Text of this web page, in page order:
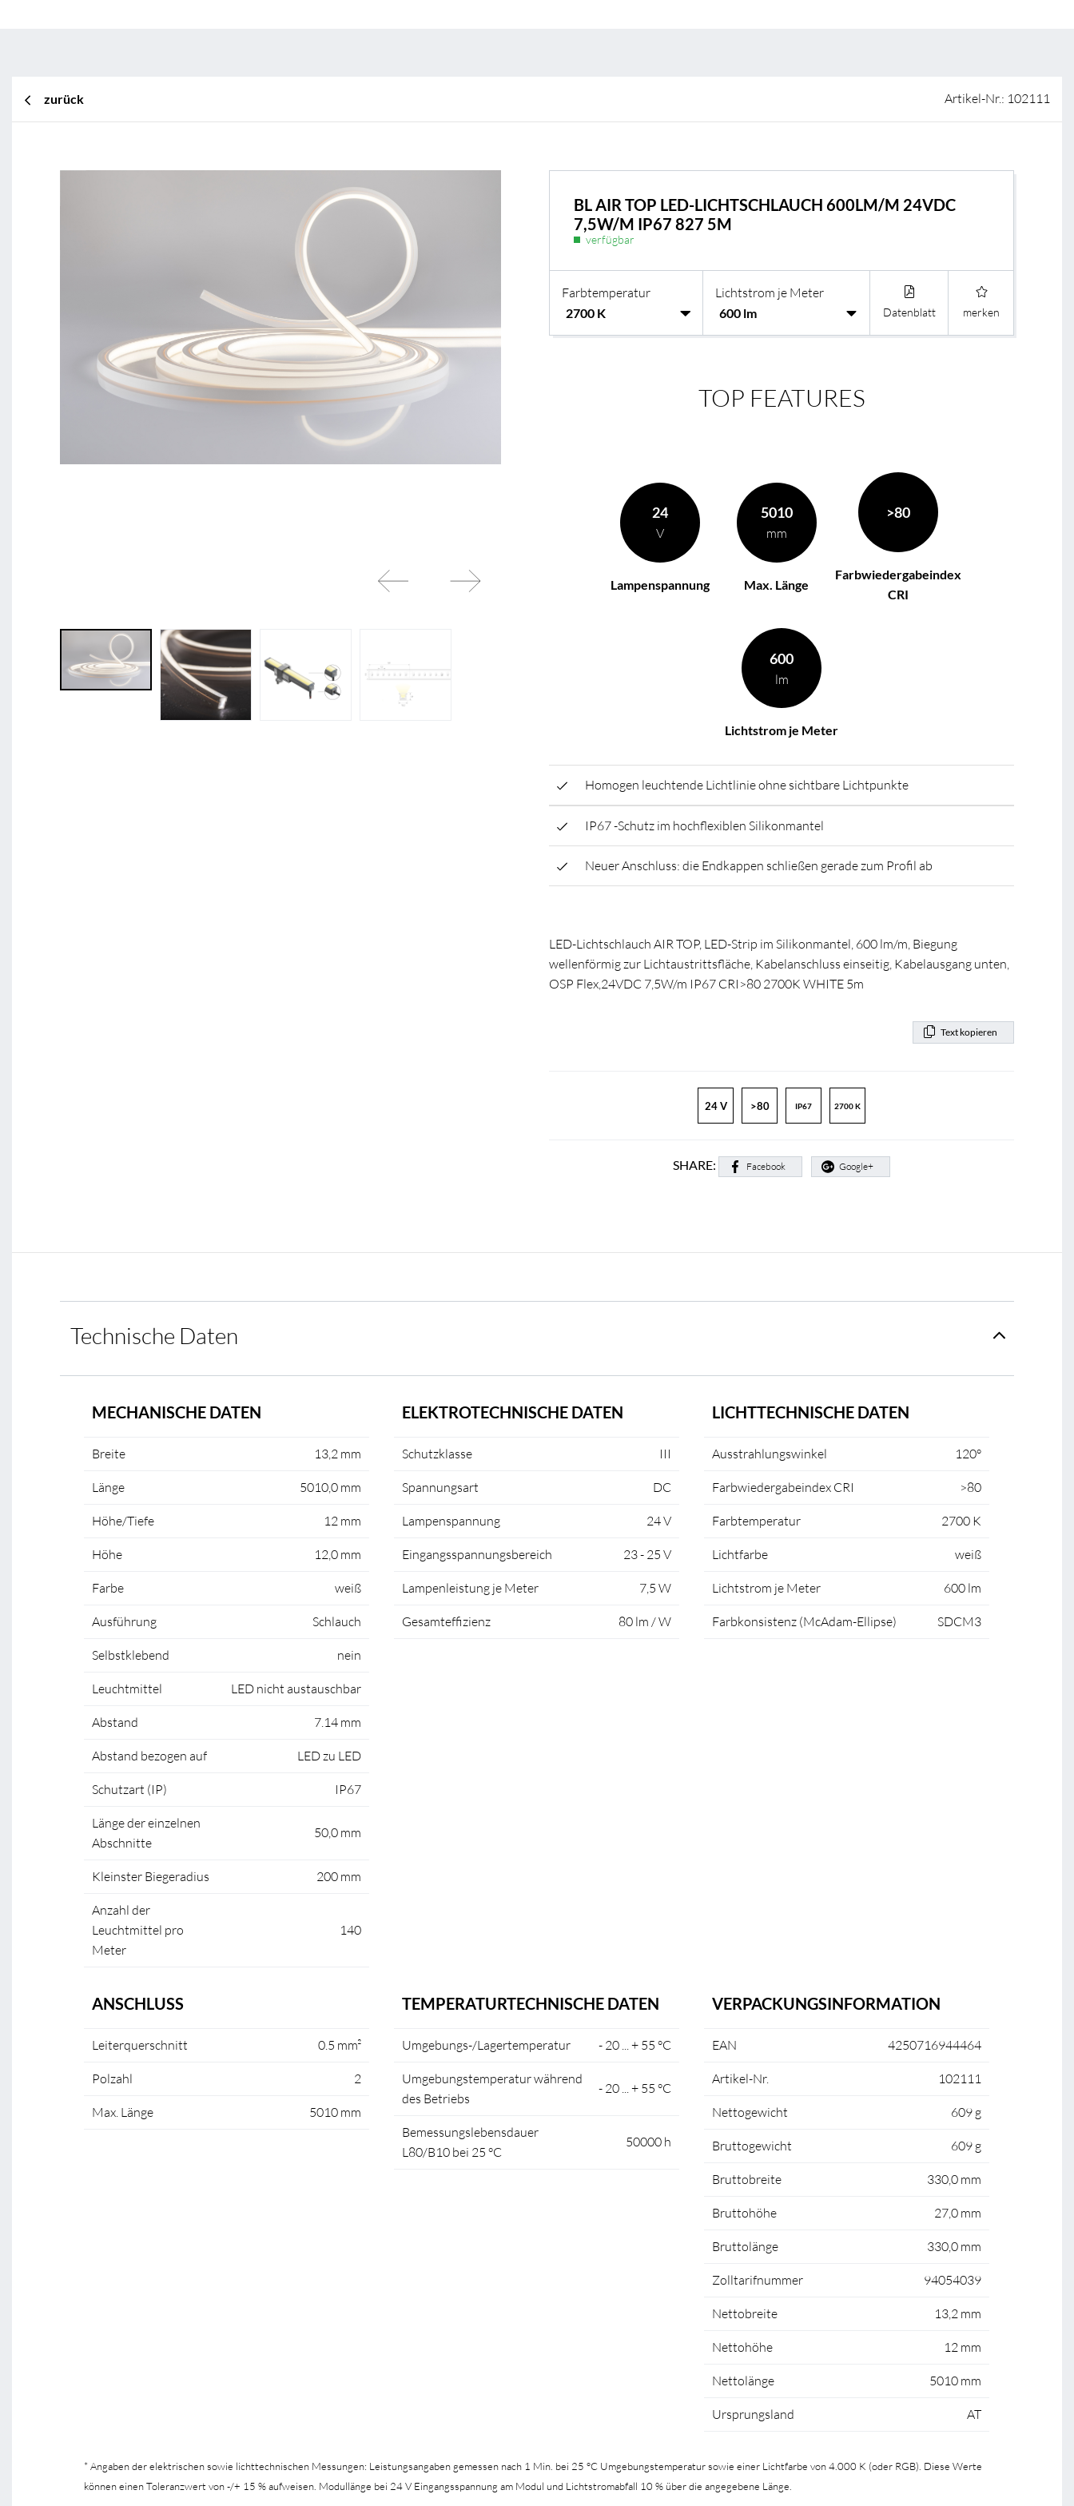
BL Shine XConfig
BL Shine XConfig - Sie stellen Ihr Produkt nach Ihren Wünschen zusammen
zurück Artikel-Nr.: 102111
BL AIR TOP LED-LICHTSCHLAUCH 600LM/M 24VDC
7,5W/M IP67 827 5M
verfügbar
Farbtemperatur Lichtstrom je Meter
Datenblatt merken
TOP FEATURES
24
V
Lampenspannung
5010
mm
Max. Länge
>80
Farbwiedergabeindex
CRI
600
lm
Lichtstrom je Meter
Homogen leuchtende Lichtlinie ohne sichtbare Lichtpunkte
IP67 -Schutz im hochflexiblen Silikonmantel
Neuer Anschluss: die Endkappen schließen gerade zum Profil ab
LED-Lichtschlauch AIR TOP, LED-Strip im Silikonmantel, 600 lm/m, Biegung
wellenförmig zur Lichtaustrittsfläche, Kabelanschluss einseitig, Kabelausgang unten,
OSP Flex,24VDC 7,5W/m IP67 CRI>80 2700K WHITE 5m
Text kopieren
24 V >80 IP67 2700 K
SHARE: Facebook Google+
Technische Daten
MECHANISCHE DATEN
Breite 13,2 mm
Länge 5010,0 mm
Höhe/Tiefe 12 mm
Höhe 12,0 mm
Farbe weiß
Ausführung Schlauch
Selbstklebend nein
Leuchtmittel LED nicht austauschbar
Abstand 7.14 mm
Abstand bezogen auf LED zu LED
Schutzart (IP) IP67
Länge der einzelnen
Abschnitte
50,0 mm
Kleinster Biegeradius 200 mm
Anzahl der
Leuchtmittel pro
Meter
140
ELEKTROTECHNISCHE DATEN
Schutzklasse III
Spannungsart DC
Lampenspannung 24 V
Eingangsspannungsbereich 23 - 25 V
Lampenleistung je Meter 7,5 W
Gesamteffizienz 80 lm / W
LICHTTECHNISCHE DATEN
Ausstrahlungswinkel 120°
Farbwiedergabeindex CRI >80
Farbtemperatur 2700 K
Lichtfarbe weiß
Lichtstrom je Meter 600 lm
Farbkonsistenz (McAdam-Ellipse) SDCM3
ANSCHLUSS
Leiterquerschnitt 0.5 mm²
Polzahl 2
Max. Länge 5010 mm
TEMPERATURTECHNISCHE DATEN
Umgebungs-/Lagertemperatur - 20 ... + 55 °C
Umgebungstemperatur während
des Betriebs
- 20 ... + 55 °C
Bemessungslebensdauer
L80/B10 bei 25 °C
50000 h
VERPACKUNGSINFORMATION
EAN 4250716944464
Artikel-Nr. 102111
Nettogewicht 609 g
Bruttogewicht 609 g
Bruttobreite 330,0 mm
Bruttohöhe 27,0 mm
Bruttolänge 330,0 mm
Zolltarifnummer 94054039
Nettobreite 13,2 mm
Nettohöhe 12 mm
Nettolänge 5010 mm
Ursprungsland AT
* Angaben der elektrischen sowie lichttechnischen Messungen: Leistungsangaben gemessen nach 1 Min. bei 25 °C Umgebungstemperatur sowie einer Lichtfarbe von 4.000 K (oder RGB). Diese Werte
können einen Toleranzwert von -/+ 15 % aufweisen. Modullänge bei 24 V Eingangsspannung am Modul und Lichtstromabfall 10 % über die angegebene Länge.